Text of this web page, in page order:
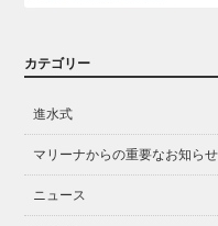
カテゴリー
進水式
マリーナからの重要なお知らせ
ニュース